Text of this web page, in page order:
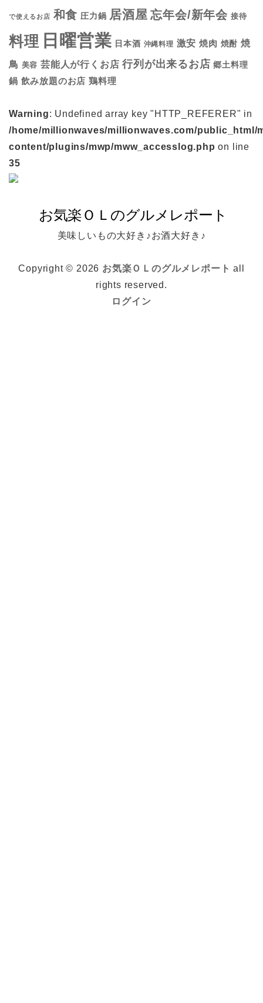
で使えるお店 和食 圧力鍋 居酒屋 忘年会/新年会 接待
料理 日曜営業 日本酒 沖縄料理 激安 焼肉 焼酎 焼
鳥 美容 芸能人が行くお店 行列が出来るお店 郷土料理
鍋 飲み放題のお店 鶏料理
Warning: Undefined array key "HTTP_REFERER" in
/home/millionwaves/millionwaves.com/public_html/
content/plugins/mwp/mww_accesslog.php on line
35
美味しいもの大好き♪お酒大好き♪
Copyright © 2026 お気楽ＯＬのグルメレポート all
rights reserved.
ログイン